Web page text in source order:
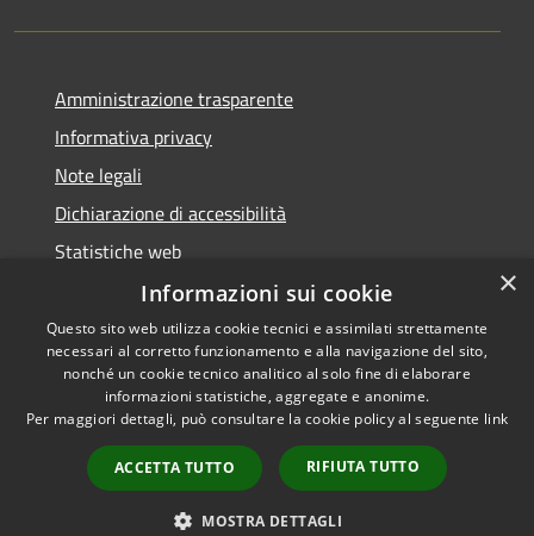
Amministrazione trasparente
Informativa privacy
Note legali
Dichiarazione di accessibilità
Statistiche web
Accessibilità
Privacy
Mappa del sito
Copyright © 2026 • Comune di
Buccinasco • Powered by
Municipium•Accesso
redazione
×
Informazioni sui cookie
Questo sito web utilizza cookie tecnici e assimilati strettamente
necessari al corretto funzionamento e alla navigazione del sito,
nonché un cookie tecnico analitico al solo fine di elaborare
informazioni statistiche, aggregate e anonime.
Per maggiori dettagli, può consultare la cookie policy al seguente link
ACCETTA TUTTO RIFIUTA TUTTO
MOSTRA DETTAGLI